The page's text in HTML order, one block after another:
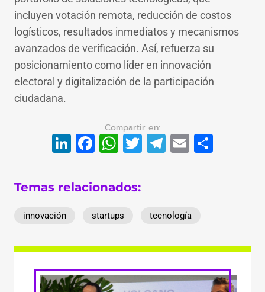
incluyen votación remota, reducción de costos
logísticos, resultados inmediatos y mecanismos
avanzados de verificación. Así, refuerza su
posicionamiento como líder en innovación
electoral y digitalización de la participación
ciudadana.
LinkedIn
Facebook
WhatsApp
Twitter
Telegram
Email
Temas relacionados:
innovación startups tecnología